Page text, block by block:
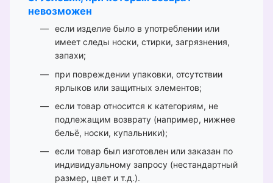
невозможен
если изделие было в употреблении или
имеет следы носки, стирки, загрязнения,
запахи;
при повреждении упаковки, отсутствии
ярлыков или защитных элементов;
если товар относится к категориям, не
подлежащим возврату (например, нижнее
бельё, носки, купальники);
если товар был изготовлен или заказан по
индивидуальному запросу (нестандартный
размер, цвет и т.д.).